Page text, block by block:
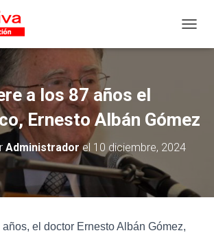
a los 87 años el
Ernesto Albán Gómez
Administradorel 10 diciembre, 2024
el doctor Ernesto Albán Gómez,